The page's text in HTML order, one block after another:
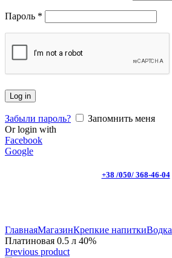
Пароль *
Log in
Забыли пароль?
Запомнить меня
Or login with
Facebook
Google
+38 /050/ 368-46-04
ГлавнаяМагазинКрепкие напиткиВодка
Платиновая 0.5 л 40%
Previous product